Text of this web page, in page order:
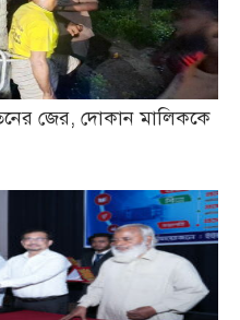
জের, দোকান মালিককে